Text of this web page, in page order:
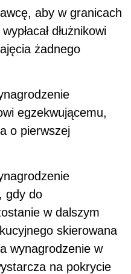
aby w granicach
dłużnikowi
żadnego
egzekwującemu,
o pierwszej
gdy do
w dalszym
skierowana
wynagrodzenie w
na pokrycie